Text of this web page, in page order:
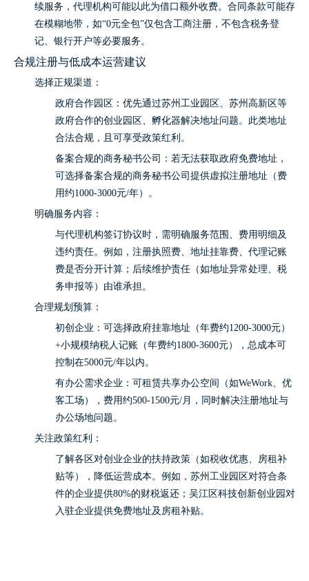
续服务，代理机构可能以此为借口额外收费。合同条款可能存
在模糊地带，如“0元全包”仅包含工商注册，不包含税务登
记、银行开户等必要服务。
合规注册与低成本运营建议
选择正规渠道：
政府合作园区：优先通过苏州工业园区、苏州高新区等
政府合作的创业园区、孵化器解决地址问题。此类地址
合法合规，且可享受政策红利。
备案合规的商务秘书公司：若无法获取政府免费地址，
可选择备案合规的商务秘书公司提供虚拟注册地址（费
用约1000-3000元/年）。
明确服务内容：
与代理机构签订协议时，需明确服务范围、费用明细及
违约责任。例如，注册执照费、地址挂靠费、代理记账
费是否分开计算；后续维护责任（如地址异常处理、税
务申报等）由谁承担。
合理规划预算：
初创企业：可选择政府挂靠地址（年费约1200-3000元）
+小规模纳税人记账（年费约1800-3600元），总成本可
控制在5000元/年以内。
有办公需求企业：可租赁共享办公空间（如WeWork、优
客工场），费用约500-1500元/月，同时解决注册地址与
办公场地问题。
关注政策红利：
了解各区对创业企业的扶持政策（如税收优惠、房租补
贴等），降低运营成本。例如，苏州工业园区对符合条
件的企业提供80%的财税返还；吴江区科技创新创业园对
入驻企业提供免费地址及房租补贴。